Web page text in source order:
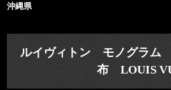
沖縄県
ルイヴィトン モノグラ
布 LOUIS